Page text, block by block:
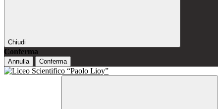
Chiudi
Conferma
Annulla Conferma